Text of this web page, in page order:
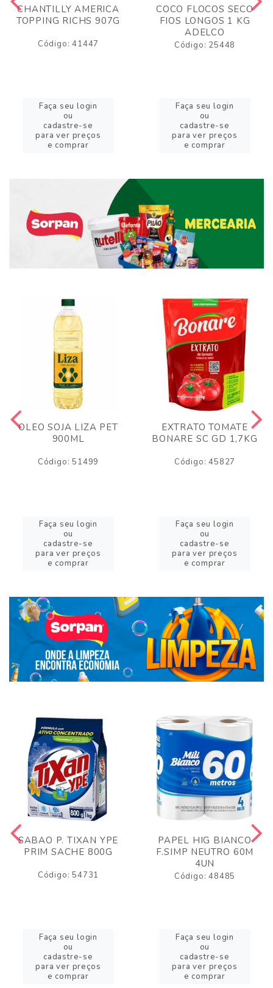
CHANTILLY AMERICA
TOPPING RICHS 907G
Código: 41447
Faça seu login
ou
cadastre-se
para ver preços
e comprar
COCO FLOCOS SECO
FIOS LONGOS 1 KG
ADELCO
Código: 25448
Faça seu login
ou
cadastre-se
para ver preços
e comprar
OLEO SOJA LIZA PET
900ML
Código: 51499
Faça seu login
ou
cadastre-se
para ver preços
e comprar
EXTRATO TOMATE
BONARE SC GD 1,7KG
Código: 45827
Faça seu login
ou
cadastre-se
para ver preços
e comprar
SABAO P. TIXAN YPE
PRIM SACHE 800G
Código: 54731
Faça seu login
ou
cadastre-se
para ver preços
e comprar
PAPEL HIG BIANCO
F.SIMP NEUTRO 60M
4UN
Código: 48485
Faça seu login
ou
cadastre-se
para ver preços
e comprar